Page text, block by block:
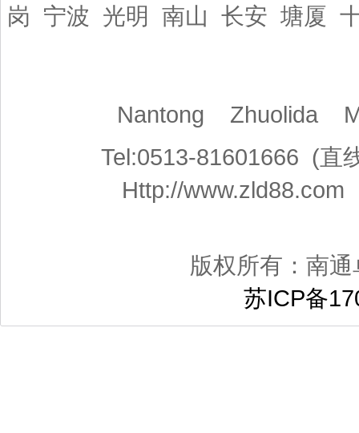
岗 宁波 光明 南山 长安 塘厦
Nantong Zhuolida
Tel:0513-81601666 (
Http://
版权所有：南
苏ICP备